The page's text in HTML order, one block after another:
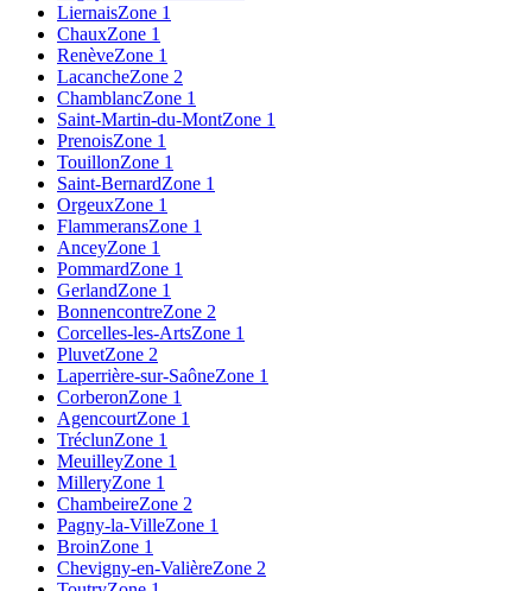
LiernaisZone 1
ChauxZone 1
RenèveZone 1
LacancheZone 2
ChamblancZone 1
Saint-Martin-du-MontZone 1
PrenoisZone 1
TouillonZone 1
Saint-BernardZone 1
OrgeuxZone 1
FlammeransZone 1
AnceyZone 1
PommardZone 1
GerlandZone 1
BonnencontreZone 2
Corcelles-les-ArtsZone 1
PluvetZone 2
Laperrière-sur-SaôneZone 1
CorberonZone 1
AgencourtZone 1
TréclunZone 1
MeuilleyZone 1
MilleryZone 1
ChambeireZone 2
Pagny-la-VilleZone 1
BroinZone 1
Chevigny-en-ValièreZone 2